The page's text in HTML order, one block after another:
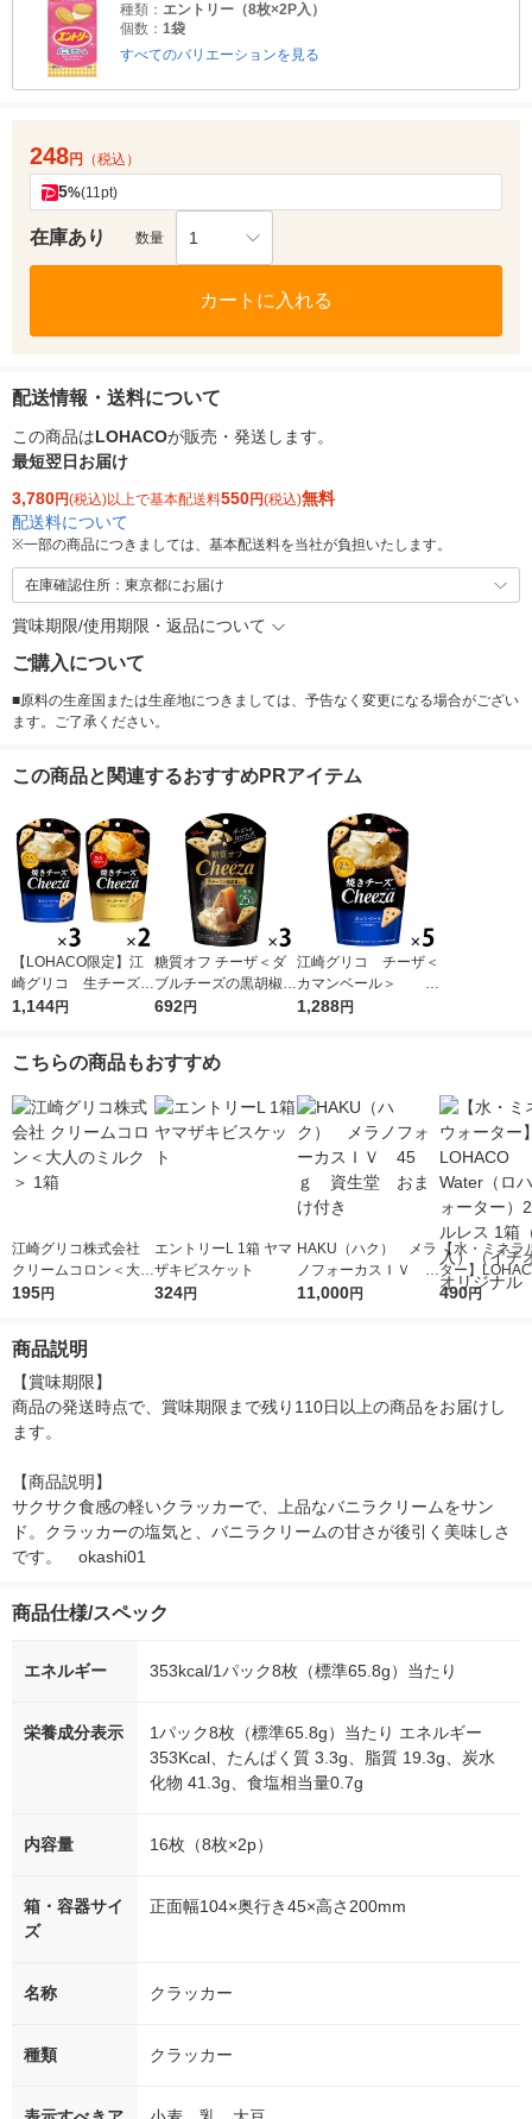
種類： エントリー（8枚×2P入）
個数： 1袋
すべてのバリエーションを見る
248円 （税込）
5%(11pt)
在庫あり 数量 1
カートに入れる
配送情報・送料について
この商品はLOHACOが販売・発送します。
最短翌日お届け
3,780円(税込)以上で基本配送料550円(税込)無料
配送料について
※一部の商品につきましては、基本配送料を当社が負担いたします。
在庫確認住所：東京都にお届け
賞味期限/使用期限・返品について
ご購入について
■原料の生産国または生産地につきましては、予告なく変更になる場合がござい
ます。ご了承ください。
この商品と関連するおすすめPRアイテム
【LOHACO限定】江
崎グリコ 生チーズの
チーザ 2種アソートセ
1,144円
糖質オフ チーザ＜ダ
ブルチーズの黒胡椒仕
立て＞ 3個 江崎グリ
692円
江崎グリコ チーザ＜
カマンベール＞ 5
袋 おつまみ スナッ
1,288円
こちらの商品もおすすめ
江崎グリコ株式会社
クリームコロン＜大人
のミルク＞ 1箱
195円
エントリーL 1箱 ヤマ
ザキビスケット
324円
HAKU（ハク） メラ
ノフォーカスＩＶ 4
5ｇ 資生堂 おまけ
11,000円
【水・ミネラ
ター】
r（ロハコウ
490円
商品説明
【賞味期限】
商品の発送時点で、賞味期限まで残り110日以上の商品をお届けし
ます。
【商品説明】
サクサク食感の軽いクラッカーで、上品なバニラクリームをサン
ド。クラッカーの塩気と、バニラクリームの甘さが後引く美味しさ
です。　okashi01
商品仕様/スペック
エネルギー 353kcal/1パック8枚（標準65.8g）当たり
栄養成分表示
1パック8枚（標準65.8g）当たり エネルギー
353Kcal、たんぱく質 3.3g、脂質 19.3g、炭水
化物 41.3g、食塩相当量0.7g
内容量 16枚（8枚×2p）
箱・容器サイ
ズ
正面幅104×奥行き45×高さ200mm
名称 クラッカー
種類 クラッカー